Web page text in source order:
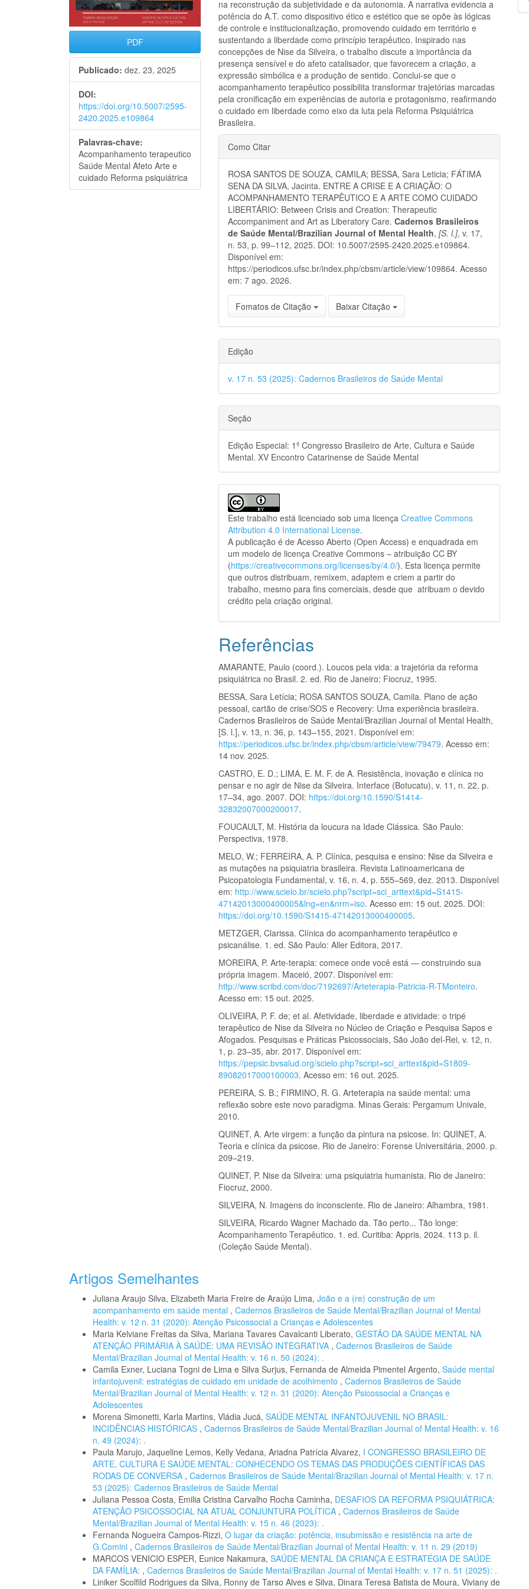
PDF
Publicado: dez. 23, 2025
DOI:
https://doi.org/10.5007/2595-
2420.2025.e109864
Palavras-chave:
Acompanhamento terapeutico
Saúde Mental Afeto Arte e
cuidado Reforma psiquiátrica
na reconstrução da subjetividade e da autonomia. A narrativa evidencia a
potência do A.T. como dispositivo ético e estético que se opõe às lógicas
de controle e institucionalização, promovendo cuidado em território e
sustentando a liberdade como princípio terapêutico. Inspirado nas
concepções de Nise da Silveira, o trabalho discute a importância da
presença sensível e do afeto catalisador, que favorecem a criação, a
expressão simbólica e a produção de sentido. Conclui-se que o
acompanhamento terapêutico possibilita transformar trajetórias marcadas
pela cronificação em experiências de autoria e protagonismo, reafirmando
o cuidado em liberdade como eixo da luta pela Reforma Psiquiátrica
Brasileira.
Detalhes
do
artigo
Como Citar
ROSA SANTOS DE SOUZA, CAMILA; BESSA, Sara Leticia; FÁTIMA
SENA DA SILVA, Jacinta. ENTRE A CRISE E A CRIAÇÃO: O
ACOMPANHAMENTO TERAPÊUTICO E A ARTE COMO CUIDADO
LIBERTÁRIO: Between Crisis and Creation: Therapeutic
Accompaniment and Art as Liberatory Care.Cadernos Brasileiros
de Saúde Mental/Brazilian Journal of Mental Health,[S. l.], v. 17,
n. 53, p. 99–112, 2025. DOI: 10.5007/2595-2420.2025.e109864.
Disponível em:
https://periodicos.ufsc.br/index.php/cbsm/article/view/109864. Acesso
em: 7 ago. 2026.
Fomatos de Citação Baixar Citação
Edição
v. 17 n. 53 (2025): Cadernos Brasileiros de Saúde Mental
Seção
Edição Especial: 1º Congresso Brasileiro de Arte, Cultura e Saúde
Mental. XV Encontro Catarinense de Saúde Mental
Este trabalho está licenciado sob uma licençaCreative Commons
Attribution 4.0 International License.
A publicação é de Acesso Aberto (Open Access) e enquadrada em
um modelo de licença Creative Commons – atribuição CC BY
(https://creativecommons.org/licenses/by/4.0/). Esta licença permite
que outros distribuam, remixem, adaptem e criem a partir do
trabalho, mesmo para fins comerciais, desde que atribuam o devido
crédito pela criação original.
Referências
AMARANTE, Paulo (coord.). Loucos pela vida: a trajetória da reforma
psiquiátrica no Brasil. 2. ed. Rio de Janeiro: Fiocruz, 1995.
BESSA, Sara Letícia; ROSA SANTOS SOUZA, Camila. Plano de ação
pessoal, cartão de crise/SOS e Recovery: Uma experiência brasileira.
Cadernos Brasileiros de Saúde Mental/Brazilian Journal of Mental Health,
[S. l.], v. 13, n. 36, p. 143–155, 2021. Disponível em:
https://periodicos.ufsc.br/index.php/cbsm/article/view/79479. Acesso em:
14 nov. 2025.
CASTRO, E. D.; LIMA, E. M. F. de A. Resistência, inovação e clínica no
pensar e no agir de Nise da Silveira. Interface (Botucatu), v. 11, n. 22, p.
17–34, ago. 2007. DOI: https://doi.org/10.1590/S1414-
32832007000200017.
FOUCAULT, M. História da loucura na Idade Clássica. São Paulo:
Perspectiva, 1978.
MELO, W.; FERREIRA, A. P. Clínica, pesquisa e ensino: Nise da Silveira e
as mutações na psiquiatria brasileira. Revista Latinoamericana de
Psicopatologia Fundamental, v. 16, n. 4, p. 555–569, dez. 2013. Disponível
em: http://www.scielo.br/scielo.php?script=sci_arttext&pid=S1415-
47142013000400005&lng=en&nrm=iso. Acesso em: 15 out. 2025. DOI:
https://doi.org/10.1590/S1415-47142013000400005.
METZGER, Clarissa. Clínica do acompanhamento terapêutico e
psicanálise. 1. ed. São Paulo: Aller Editora, 2017.
MOREIRA, P. Arte-terapia: comece onde você está — construindo sua
própria imagem. Maceió, 2007. Disponível em:
http://www.scribd.com/doc/7192697/Arteterapia-Patricia-R-TMonteiro.
Acesso em: 15 out. 2025.
OLIVEIRA, P. F. de; et al. Afetividade, liberdade e atividade: o tripé
terapêutico de Nise da Silveira no Núcleo de Criação e Pesquisa Sapos e
Afogados. Pesquisas e Práticas Psicossociais, São João del-Rei, v. 12, n.
1, p. 23–35, abr. 2017. Disponível em:
https://pepsic.bvsalud.org/scielo.php?script=sci_arttext&pid=S1809-
89082017000100003. Acesso em: 16 out. 2025.
PEREIRA, S. B.; FIRMINO, R. G. Arteterapia na saúde mental: uma
reflexão sobre este novo paradigma. Minas Gerais: Pergamum Univale,
2010.
QUINET, A. Arte virgem: a função da pintura na psicose. In: QUINET, A.
Teoria e clínica da psicose. Rio de Janeiro: Forense Universitária, 2000. p.
209–219.
QUINET, P. Nise da Silveira: uma psiquiatria humanista. Rio de Janeiro:
Fiocruz, 2000.
SILVEIRA, N. Imagens do inconsciente. Rio de Janeiro: Alhambra, 1981.
SILVEIRA, Ricardo Wagner Machado da. Tão perto... Tão longe:
Acompanhamento Terapêutico. 1. ed. Curitiba: Appris, 2024. 113 p. il.
(Coleção Saúde Mental).
Artigos Semelhantes
Juliana Araujo Silva, Elizabeth Maria Freire de Araújo Lima, João e a (re) construção de um
acompanhamento em saúde mental , Cadernos Brasileiros de Saúde Mental/Brazilian Journal of Mental
Health: v. 12 n. 31 (2020): Atenção Psicossocial a Crianças e Adolescentes
Maria Kelviane Freitas da Silva, Mariana Tavares Cavalcanti Liberato, GESTÃO DA SAÚDE MENTAL NA
ATENÇÃO PRIMÁRIA À SAÚDE: UMA REVISÃO INTEGRATIVA , Cadernos Brasileiros de Saúde
Mental/Brazilian Journal of Mental Health: v. 16 n. 50 (2024): .
Camila Exner, Luciana Togni de Lima e Silva Surjus, Fernanda de Almeida Pimentel Argento, Saúde mental
infantojuvenil: estratégias de cuidado em unidade de acolhimento , Cadernos Brasileiros de Saúde
Mental/Brazilian Journal of Mental Health: v. 12 n. 31 (2020): Atenção Psicossocial a Crianças e
Adolescentes
Morena Simonetti, Karla Martins, Vládia Jucá, SAÚDE MENTAL INFANTOJUVENIL NO BRASIL:
INCIDÊNCIAS HISTÓRICAS , Cadernos Brasileiros de Saúde Mental/Brazilian Journal of Mental Health: v. 16
n. 49 (2024): .
Paula Marujo, Jaqueline Lemos, Kelly Vedana, Ariadna Patrícia Alvarez, I CONGRESSO BRASILEIRO DE
ARTE, CULTURA E SAÚDE MENTAL: CONHECENDO OS TEMAS DAS PRODUÇÕES CIENTÍFICAS DAS
RODAS DE CONVERSA , Cadernos Brasileiros de Saúde Mental/Brazilian Journal of Mental Health: v. 17 n.
53 (2025): Cadernos Brasileiros de Saúde Mental
Juliana Pessoa Costa, Emilia Cristina Carvalho Rocha Caminha, DESAFIOS DA REFORMA PSIQUIÁTRICA:
ATENÇÃO PSICOSSOCIAL NA ATUAL CONJUNTURA POLÍTICA , Cadernos Brasileiros de Saúde
Mental/Brazilian Journal of Mental Health: v. 15 n. 46 (2023): .
Fernanda Nogueira Campos-Rizzi, O lugar da criação: potência, insubmissão e resistência na arte de
G.Comini , Cadernos Brasileiros de Saúde Mental/Brazilian Journal of Mental Health: v. 11 n. 29 (2019)
MARCOS VENICIO ESPER, Eunice Nakamura, SAÚDE MENTAL DA CRIANÇA E ESTRATÉGIA DE SAÚDE
DA FAMÍLIA: , Cadernos Brasileiros de Saúde Mental/Brazilian Journal of Mental Health: v. 17 n. 51 (2025): .
Liniker Scolfild Rodrigues da Silva, Ronny de Tarso Alves e Silva, Dinara Teresa Batista de Moura, Viviany de